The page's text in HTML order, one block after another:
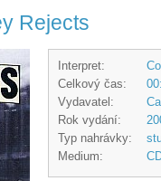
Rejects
Interpret:
Celkový čas:
Vydavatel:
Rok vydání:
Typ nahrávky:
Medium: